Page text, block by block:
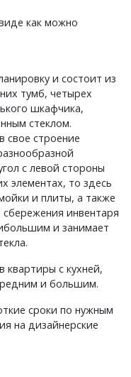
как можно
и состоит из
тумб, четырех
шкафчика,
стеклом.
свое строение
с левой стороны
элементах, то здесь
и плиты, а также
инвентаря
и занимает
квартиры с кухней,
и большим.
сроки по нужным
на дизайнерские